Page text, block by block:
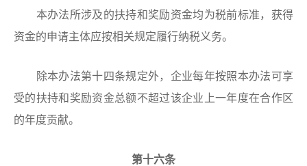
本办法所涉及的扶持和奖励资金均为税前标准，获得
资金的申请主体应按相关规定履行纳税义务。
除本办法第十四条规定外，企业每年按照本办法可享
受的扶持和奖励资金总额不超过该企业上一年度在合作区
的年度贡献。
第十六条